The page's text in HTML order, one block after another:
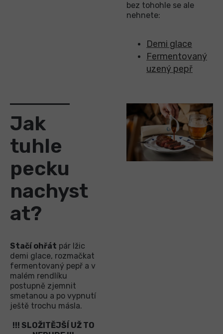
bez tohohle se ale
nehnete:
Demi glace
Fermentovaný
uzený pepř
Jak
tuhle
pecku
nachyst
at?
Stačí ohřát pár lžic
demi glace, rozmačkat
fermentovaný pepř a v
malém rendlíku
postupně zjemnit
smetanou a po vypnutí
ještě trochu másla.
!!! SLOŽITĚJŠÍ UŽ TO